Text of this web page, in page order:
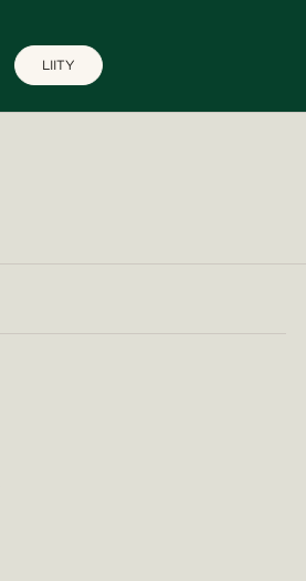
LIITY